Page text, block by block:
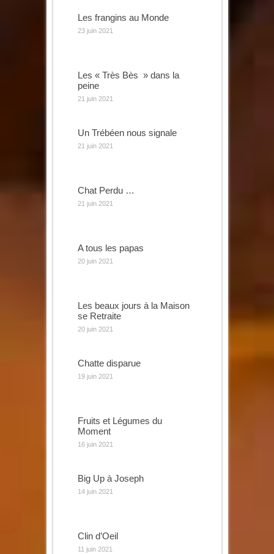
Les frangins au Monde
23 juin 2021
Les « Très Bès » dans la
peine
21 juin 2021
Un Trébéen nous signale
21 juin 2021
Chat Perdu …
21 juin 2021
A tous les papas
20 juin 2021
Les beaux jours à la Maison
se Retraite
20 juin 2021
Chatte disparue
19 juin 2021
Fruits et Légumes du
Moment
16 juin 2021
Big Up à Joseph
14 juin 2021
Clin d’Oeil
11 juin 2021